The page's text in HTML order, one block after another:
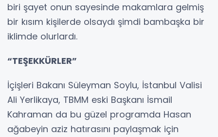
biri şayet onun sayesinde makamlara gelmiş
bir kısım kişilerde olsaydı şimdi bambaşka bir
iklimde olurlardı.
“TEŞEKKÜRLER”
İçişleri Bakanı Süleyman Soylu, İstanbul Valisi
Ali Yerlikaya, TBMM eski Başkanı İsmail
Kahraman da bu güzel programda Hasan
ağabeyin aziz hatırasını paylaşmak için